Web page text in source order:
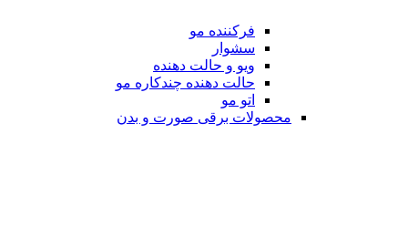
فرکننده مو
سشوار
ویو و حالت دهنده
حالت دهنده چندکاره مو
اتو مو
محصولات برقی صورت و بدن